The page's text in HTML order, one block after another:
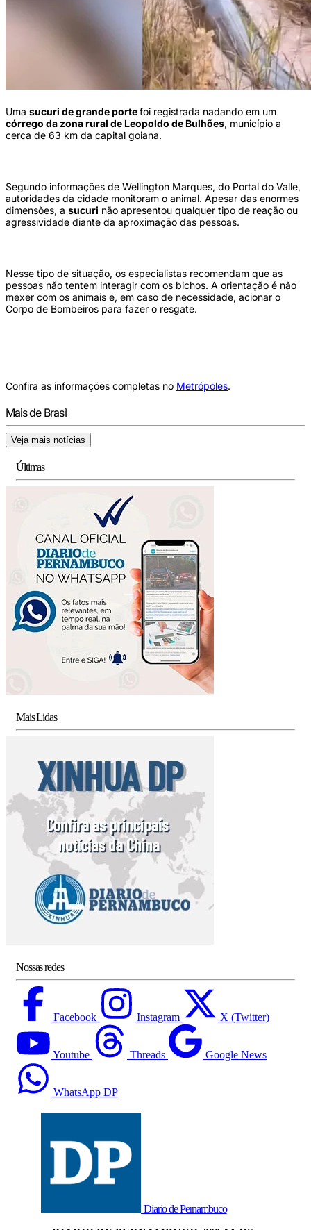
Uma sucuri de grande portefoi registrada nadando em um
córrego da zona rural de Leopoldo de Bulhões, município a
cerca de 63 km da capital goiana.
Segundo informações de Wellington Marques, do Portal do Valle,
autoridades da cidade monitoram o animal. Apesar das enormes
dimensões, a sucuri não apresentou qualquer tipo de reação ou
agressividade diante da aproximação das pessoas.
Nesse tipo de situação, os especialistas recomendam que as
pessoas não tentem interagir com os bichos. A orientação é não
mexer com os animais e, em caso de necessidade, acionar o
Corpo de Bombeiros para fazer o resgate.
Confira as informações completas no Metrópoles.
Mais de Brasil
Veja mais notícias
Últimas
Mais Lidas
Nossas redes
Facebook Instagram X (Twitter)
Youtube Threads Google News
WhatsApp DP
Diario de Pernambuco